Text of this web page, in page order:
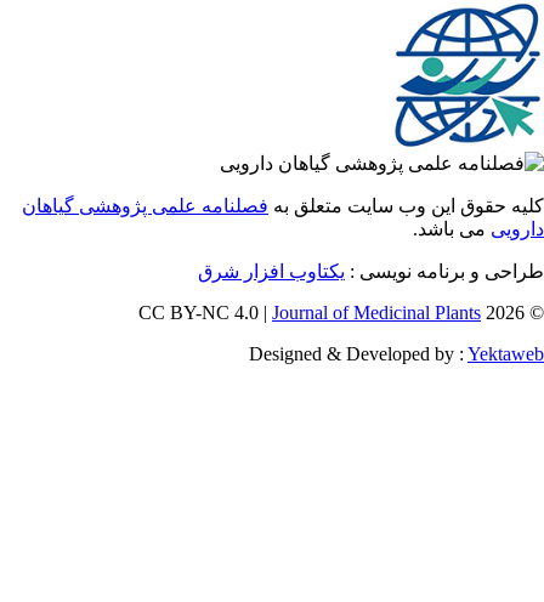
حقوق این وب سایت متعلق بهفصلنامه علمی پژوهشی گیاهان
می باشد.
و برنامه نویسی :یکتاوب افزار شرق
Journal of Medicinal Plants
Designed & Developed by :